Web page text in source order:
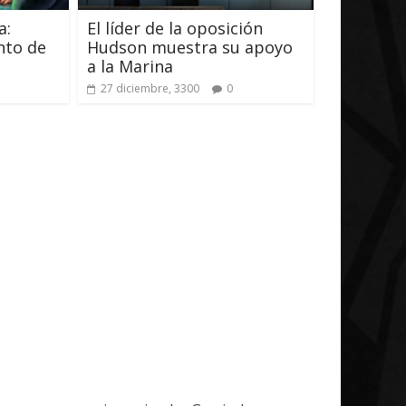
de
El líder de la oposición
Hudson muestra su apoyo
a la Marina
27 diciembre, 3300 0
14 abril, 2026 0